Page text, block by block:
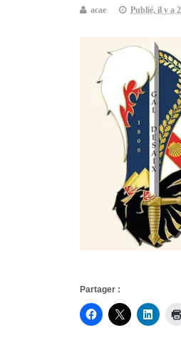
acae Publié, il y a
Partager :